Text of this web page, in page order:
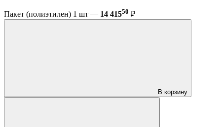
Пакет (полиэтилен) 1 шт — 14 41550 ₽
В корзину